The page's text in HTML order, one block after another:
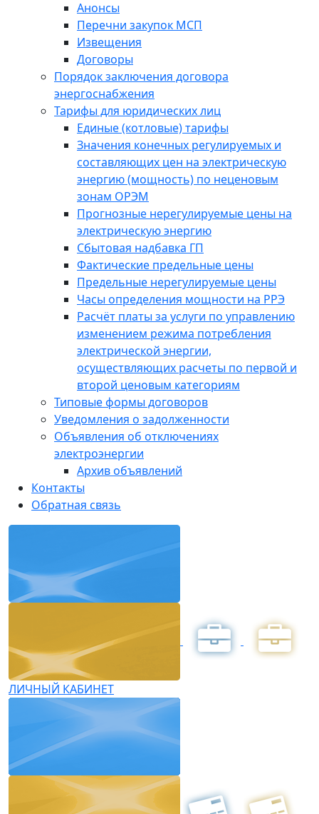
Анонсы
Перечни закупок МСП
Извещения
Договоры
Порядок заключения договора
энергоснабжения
Тарифы для юридических лиц
Единые (котловые) тарифы
Значения конечных регулируемых и
составляющих цен на электрическую
энергию (мощность) по неценовым
зонам ОРЭМ
Прогнозные нерегулируемые цены на
электрическую энергию
Сбытовая надбавка ГП
Фактические предельные цены
Предельные нерегулируемые цены
Часы определения мощности на РРЭ
Расчёт платы за услуги по управлению
изменением режима потребления
электрической энергии,
осуществляющих расчеты по первой и
второй ценовым категориям
Типовые формы договоров
Уведомления о задолженности
Объявления об отключениях
электроэнергии
Архив объявлений
Контакты
Обратная связь
ЛИЧНЫЙ КАБИНЕТ